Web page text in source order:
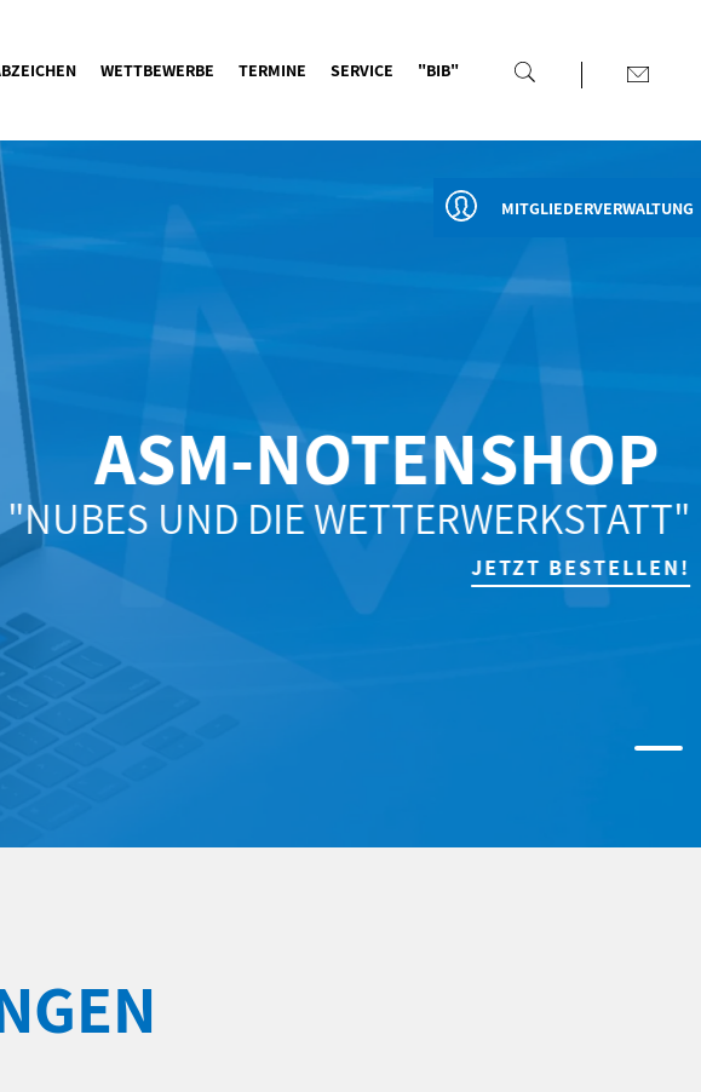
WETTBEWERBE TERMINE SERVICE "BIB"
ASM-NOTENSHOP
UND DIE WETTERWERKSTATT"
JETZT BESTELLEN!
MITGLIEDERVERWALTUNG